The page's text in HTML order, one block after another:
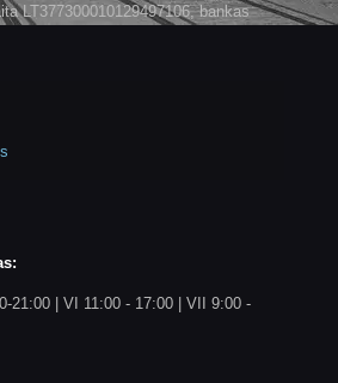
LT377300010129497106, bankas
21:00 | VI 11:00 - 17:00 | VII 9:00 -